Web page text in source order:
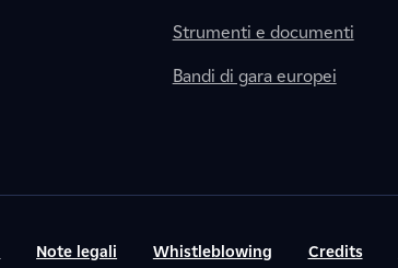
Strumenti e documenti
Bandi di gara europei
Note legali Whistleblowing Credits